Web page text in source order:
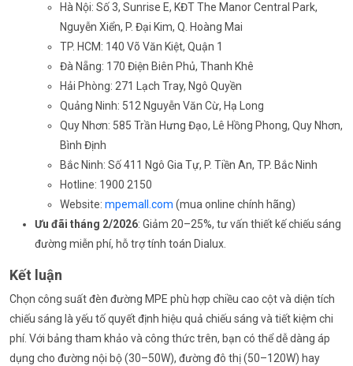
Hà Nội: Số 3, Sunrise E, KĐT The Manor Central Park,
Nguyễn Xiển, P. Đại Kim, Q. Hoàng Mai
TP. HCM: 140 Võ Văn Kiệt, Quận 1
Đà Nẵng: 170 Điện Biên Phủ, Thanh Khê
Hải Phòng: 271 Lạch Tray, Ngô Quyền
Quảng Ninh: 512 Nguyễn Văn Cừ, Hạ Long
Quy Nhơn: 585 Trần Hưng Đạo, Lê Hồng Phong, Quy Nhơn,
Bình Định
Bắc Ninh: Số 411 Ngô Gia Tự, P. Tiền An, TP. Bắc Ninh
Hotline: 1900 2150
Website: mpemall.com (mua online chính hãng)
Ưu đãi tháng 2/2026: Giảm 20–25%, tư vấn thiết kế chiếu sáng
đường miễn phí, hỗ trợ tính toán Dialux.
Kết luận
Chọn công suất đèn đường MPE phù hợp chiều cao cột và diện tích
chiếu sáng là yếu tố quyết định hiệu quả chiếu sáng và tiết kiệm chi
phí. Với bảng tham khảo và công thức trên, bạn có thể dễ dàng áp
dụng cho đường nội bộ (30–50W), đường đô thị (50–120W) hay